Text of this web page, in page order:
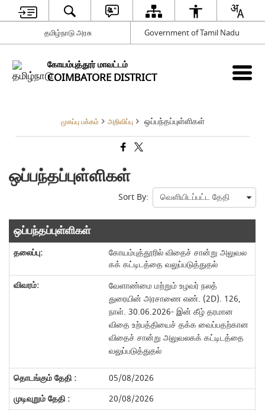
தமிழ்நாடு அரசு Government of Tamil Nadu
கோயம்புத்தூர் மாவட்டம்
COIMBATORE DISTRICT
முகப்பு பக்கம் அறிவிப்பு ஒப்பந்தப்புள்ளிகள்
ஒப்பந்தப்புள்ளிகள்
Sort By:
ஒப்பந்தப்புள்ளிகள்
கோயம்புத்தூரில் விதைச் சான்று அலுவல
கக் கட்டிடத்தை வலுப்படுத்துதல்
வேளாண்மை மற்றும் உழவர் நலத்
துரையின் அரசாணை எண். (2D). 126,
நாள். 30.06.2026- இன் கீழ் தரமான
விதை உற்பத்தியைச் தக்க வைப்பதற்கான
விதைச் சான்று அலுவலகக் கட்டிடத்தை
வலுப்படுத்துதல்
05/08/2026
20/08/2026